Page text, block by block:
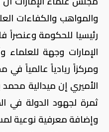
والمواهب والكفاءات
رئيسيا للحكومة
الإمارات وجهة للعلماء
ومركزاً ريادياً عالمياً
الأميري إن ميدالية
ثمرة لجهود الدولة في
وإضافة معرفية نوعية